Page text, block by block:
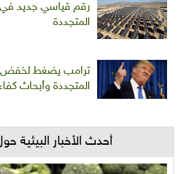
رقم قياسي جديد في
المتجددة
ترامب يضغط لخفض
المتجددة وأبحاث
أحدث الأخبار البيئية